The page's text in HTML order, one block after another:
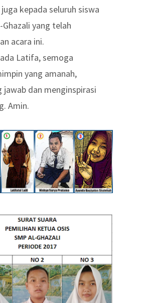
kepada seluruh siswa
Ghazali yang telah
acara ini.
Latifa, semoga
yang amanah,
jawab dan menginspirasi
Amin.